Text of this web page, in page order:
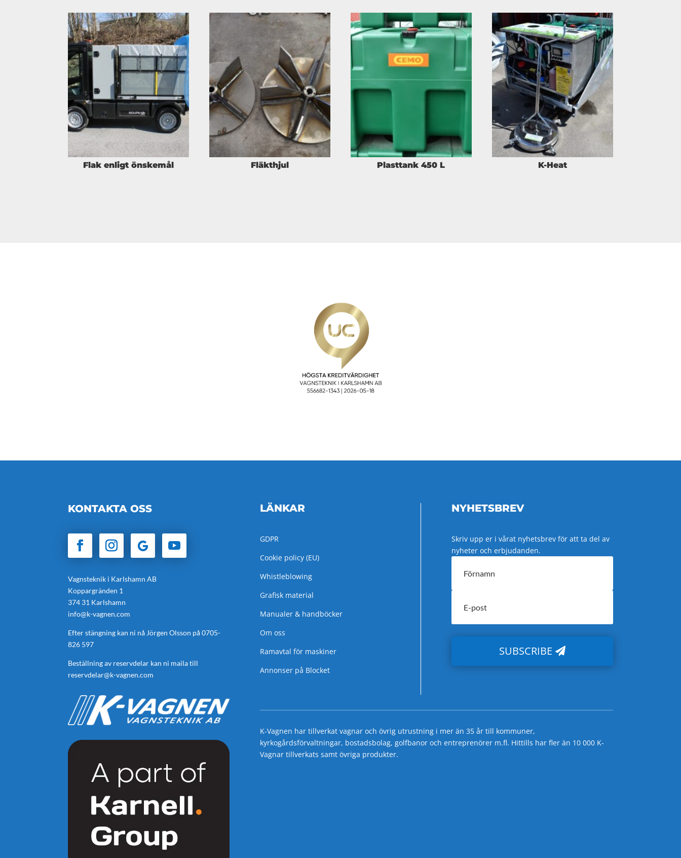
Flak enligt önskemål Fläkthjul Plasttank 450 L K-Heat
KONTAKTA OSS
Vagnsteknik i Karlshamn AB
Koppargränden 1
374 31 Karlshamn
info@k-vagnen.com
Efter stängning kan ni nå Jörgen Olsson på0705-
826 597
Beställning av reservdelar kan ni maila till
reservdelar@k-vagnen.com
LÄNKAR
GDPR
Cookie policy (EU)
Whistleblowing
Grafisk material
Manualer & handböcker
Om oss
Ramavtal för maskiner
Annonser på Blocket
NYHETSBREV
Skriv upp er i vårat nyhetsbrev för att ta del av
nyheter och erbjudanden.
SUBSCRIBE
K-Vagnen har tillverkat vagnar och övrig utrustning i mer än 35 år till kommuner,
kyrkogårdsförvaltningar, bostadsbolag, golfbanor och entreprenörer m.fl. Hittills har fler än 10 000 K-
Vagnar tillverkats samt övriga produkter.